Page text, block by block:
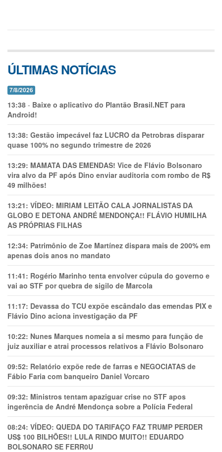
ÚLTIMAS NOTÍCIAS
7/8/2026
13:38 - Baixe o aplicativo do Plantão Brasil.NET para
Android!
13:38: Gestão impecável faz LUCRO da Petrobras disparar
quase 100% no segundo trimestre de 2026
13:29: MAMATA DAS EMENDAS! Vice de Flávio Bolsonaro
vira alvo da PF após Dino enviar auditoria com rombo de R$
49 milhões!
13:21: VÍDEO: MIRIAM LEITÃO CALA JORNALISTAS DA
GLOBO E DETONA ANDRÉ MENDONÇA!! FLÁVIO HUMILHA
AS PRÓPRIAS FILHAS
12:34: Patrimônio de Zoe Martínez dispara mais de 200% em
apenas dois anos no mandato
11:41: Rogério Marinho tenta envolver cúpula do governo e
vai ao STF por quebra de sigilo de Marcola
11:17: Devassa do TCU expõe escândalo das emendas PIX e
Flávio Dino aciona investigação da PF
10:22: Nunes Marques nomeia a si mesmo para função de
juiz auxiliar e atrai processos relativos a Flávio Bolsonaro
09:52: Relatório expõe rede de farras e NEGOCIATAS de
Fábio Faria com banqueiro Daniel Vorcaro
09:32: Ministros tentam apaziguar crise no STF apos
ingerência de André Mendonça sobre a Polícia Federal
08:24: VÍDEO: QUEDA DO TARIFAÇO FAZ TRUMP PERDER
US$ 100 BILHÕES!! LULA RINDO MUITO!! EDUARDO
BOLSONARO SE FERR0U